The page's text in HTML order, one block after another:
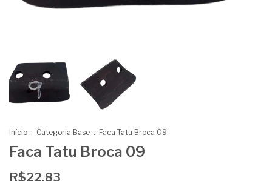
Início . Categoria Base . Faca Tatu Broca 09
Faca Tatu Broca 09
R$22,83